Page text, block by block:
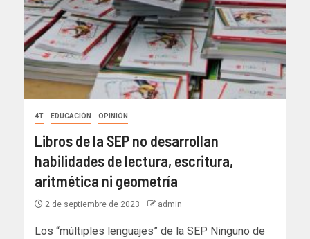
4T EDUCACIÓN OPINIÓN
Libros de la SEP no desarrollan
habilidades de lectura, escritura,
aritmética ni geometría
2 de septiembre de 2023 admin
Los “múltiples lenguajes” de la SEP Ninguno de